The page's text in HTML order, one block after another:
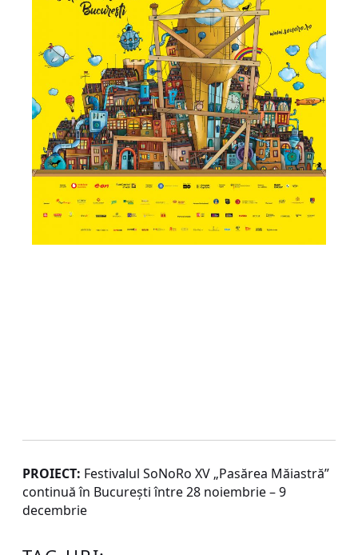
PROIECT: Festivalul SoNoRo XV „Pasărea Măiastră”
continuă în București între 28 noiembrie – 9
decembrie